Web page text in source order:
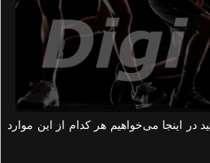
در اینجا می‌خواهیم هر کدام از این موارد